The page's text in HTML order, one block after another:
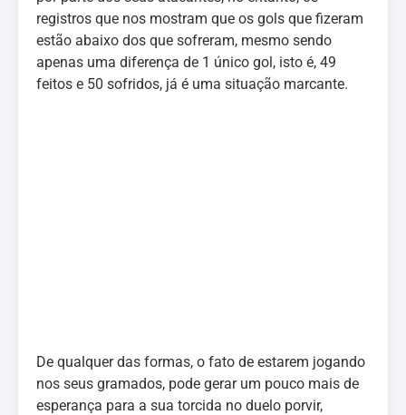
registros que nos mostram que os gols que fizeram
estão abaixo dos que sofreram, mesmo sendo
apenas uma diferença de 1 único gol, isto é, 49
feitos e 50 sofridos, já é uma situação marcante.
De qualquer das formas, o fato de estarem jogando
nos seus gramados, pode gerar um pouco mais de
esperança para a sua torcida no duelo porvir,